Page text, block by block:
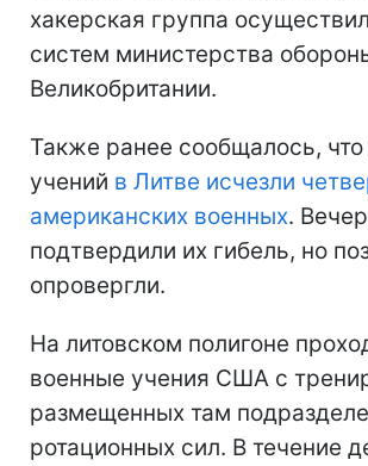
хакерская группа
систем министерства
Великобритании.
Также ранее сообщалось,
учений в Литве исчезли
американских военных.
подтвердили их гибель, но
опровергли.
На литовском полигоне
военные учения США с
размещенных там
ротационных сил. В течение